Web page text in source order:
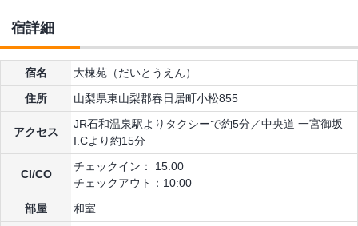
宿詳細
宿名
大棟苑（だいとうえん）
住所
山梨県東山梨郡春日居町小松855
アクセス
JR石和温泉駅よりタクシーで約5分／中央道 一宮御坂
I.Cより約15分
CI/CO
チェックイン： 15:00
チェックアウト：10:00
部屋
和室